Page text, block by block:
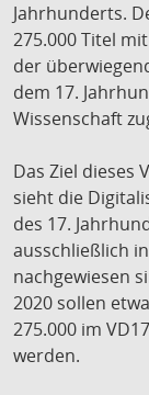
Jahrhunderts.
275.000 Titel
der
dem 17.
Wissenschaft
Das Ziel dieses
sieht die
des 17.
ausschließlich
nachgewiesen
2020 sollen
275.000 im
werden.